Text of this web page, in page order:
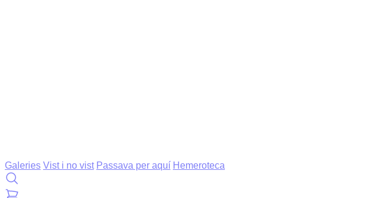
Galeries Vist i no vist Passava per aquí Hemeroteca